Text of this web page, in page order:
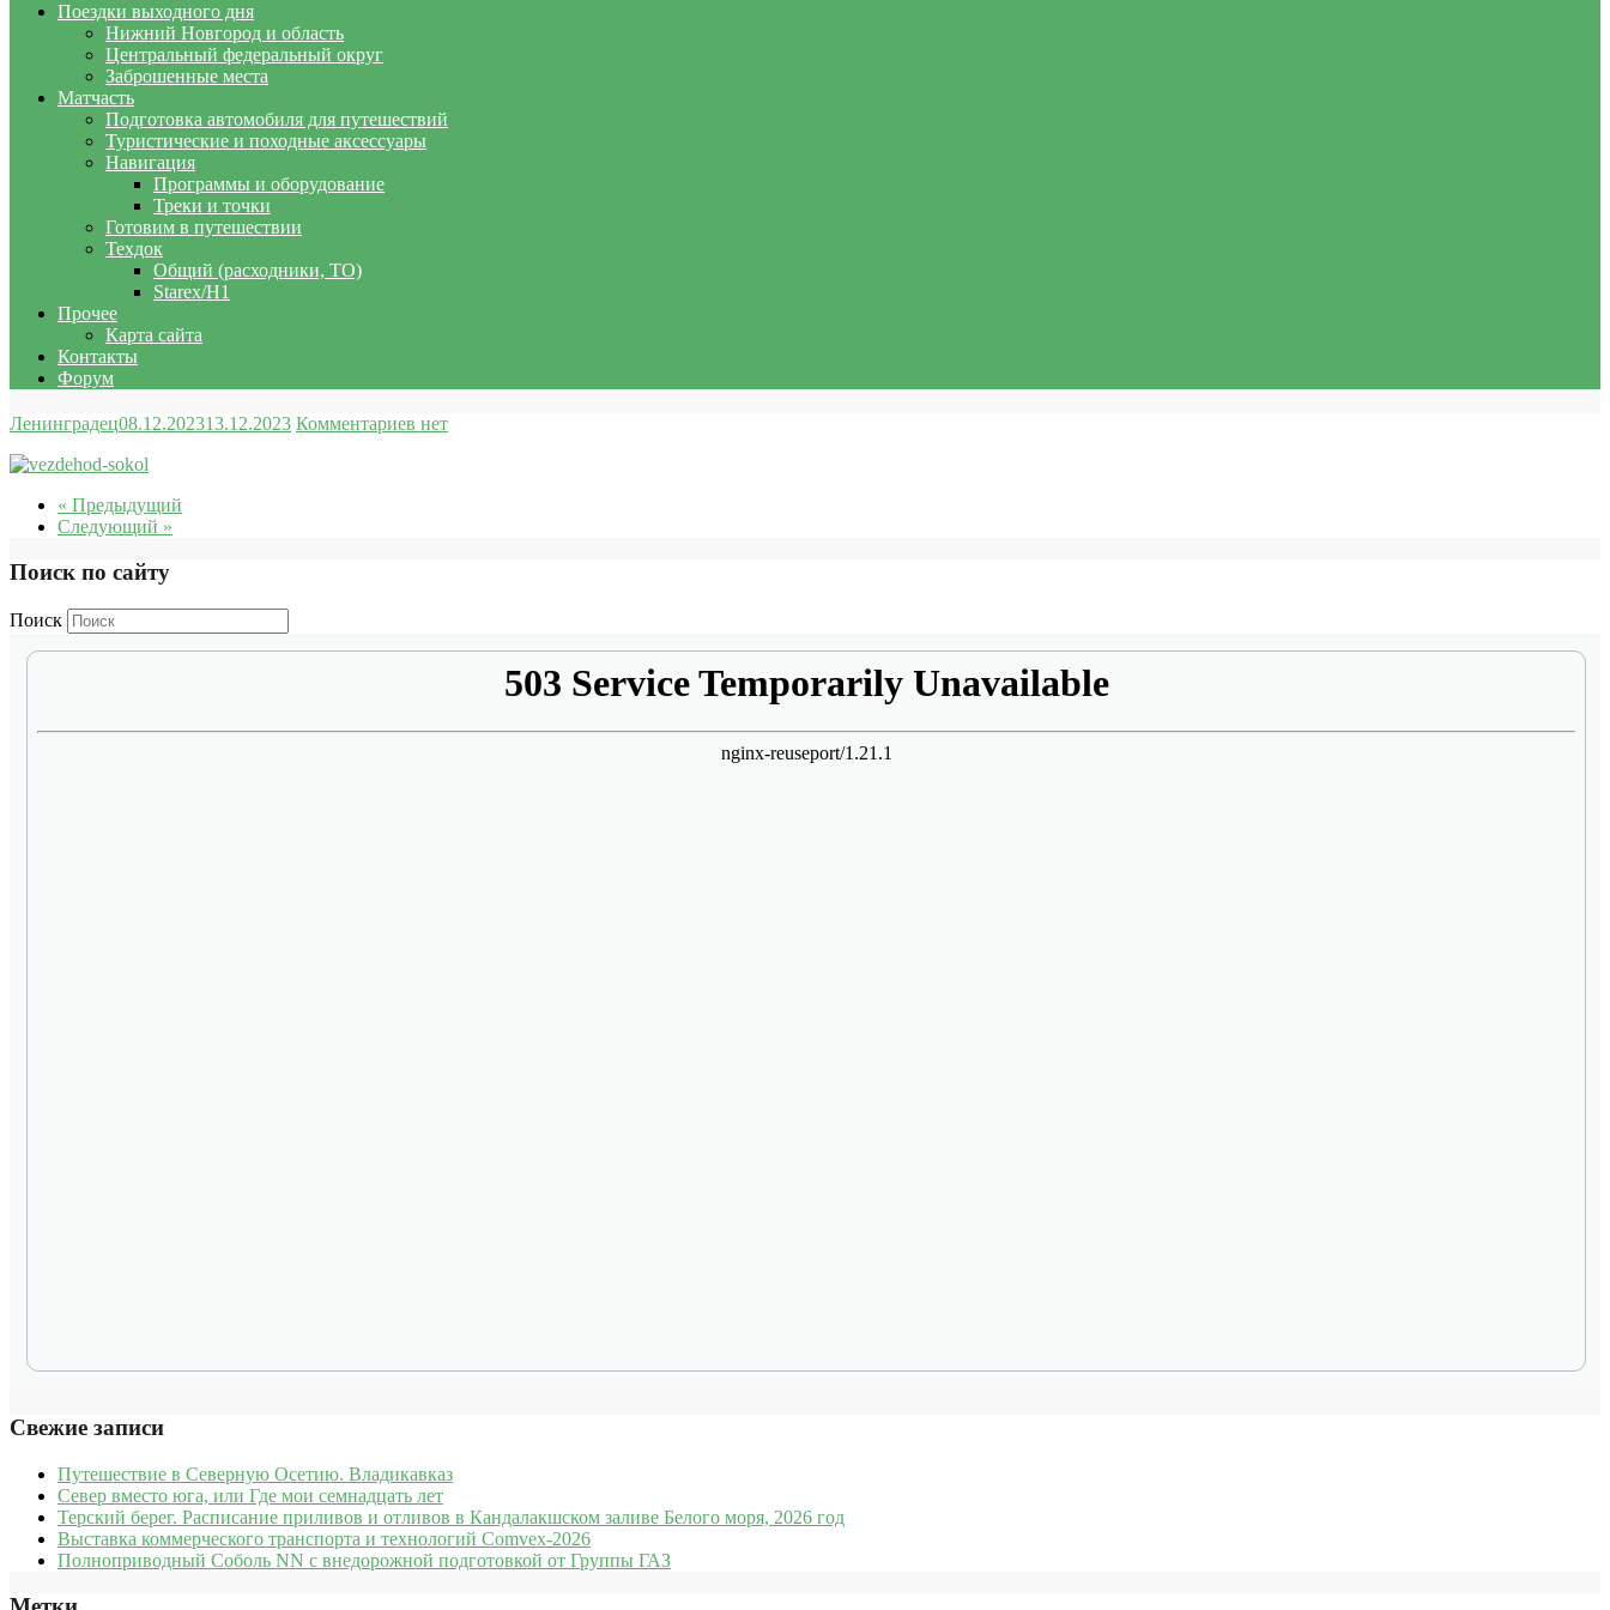
Поездки выходного дня
Нижний Новгород и область
Центральный федеральный округ
Заброшенные места
Матчасть
Подготовка автомобиля для путешествий
Туристические и походные аксессуары
Навигация
Программы и оборудование
Треки и точки
Готовим в путешествии
Техдок
Общий (расходники, ТО)
Starex/H1
Прочее
Карта сайта
Контакты
Форум
Ленинградец08.12.202313.12.2023 Комментариев нет
« Предыдущий
Следующий »
Поиск по сайту
Поиск
Свежие записи
Путешествие в Северную Осетию. Владикавказ
Север вместо юга, или Где мои семнадцать лет
Терский берег. Расписание приливов и отливов в Кандалакшском заливе Белого моря, 2026 год
Выставка коммерческого транспорта и технологий Comvex-2026
Полноприводный Соболь NN с внедорожной подготовкой от Группы ГАЗ